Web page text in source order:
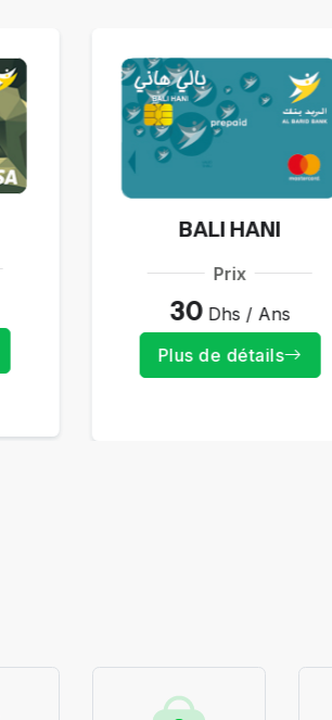
BALI HANI
Prix
30 Dhs / Ans
Plus de détails